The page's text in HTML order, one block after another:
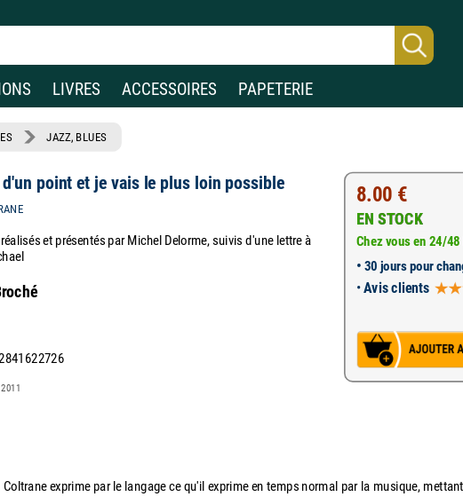
LIVRES ACCESSOIRES PAPETERIE
JAZZ, BLUES
point et je vais le plus loin possible
et présentés par Michel Delorme, suivis d'une lettre à
8.00 €
EN STOCK
Chez vous en 24/
• 30 jours pour
•Avis clients
exprime par le langage ce qu'il exprime en temps normal par la musique,